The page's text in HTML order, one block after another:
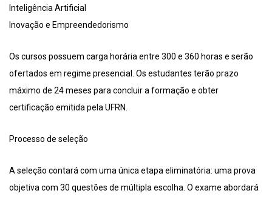
Inteligência Artificial
Inovação e Empreendedorismo
Os cursos possuem carga horária entre 300 e 360 horas e serão
ofertados em regime presencial. Os estudantes terão prazo
máximo de 24 meses para concluir a formação e obter
certificação emitida pela UFRN.
Processo de seleção
A seleção contará com uma única etapa eliminatória: uma prova
objetiva com 30 questões de múltipla escolha. O exame abordará